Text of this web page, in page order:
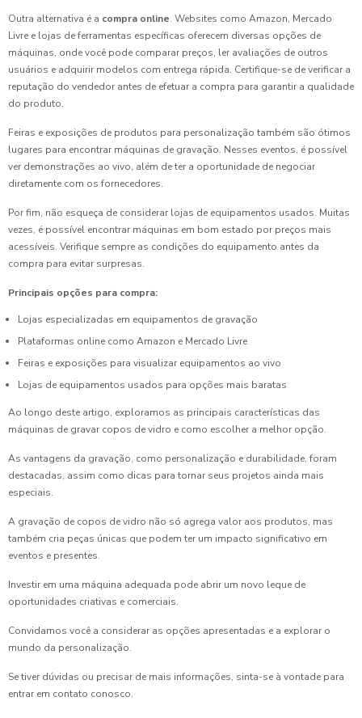
Outra alternativa é a compra online. Websites como Amazon, Mercado
Livre e lojas de ferramentas específicas oferecem diversas opções de
máquinas, onde você pode comparar preços, ler avaliações de outros
usuários e adquirir modelos com entrega rápida. Certifique-se de verificar a
reputação do vendedor antes de efetuar a compra para garantir a qualidade
do produto.
Feiras e exposições de produtos para personalização também são ótimos
lugares para encontrar máquinas de gravação. Nesses eventos, é possível
ver demonstrações ao vivo, além de ter a oportunidade de negociar
diretamente com os fornecedores.
Por fim, não esqueça de considerar lojas de equipamentos usados. Muitas
vezes, é possível encontrar máquinas em bom estado por preços mais
acessíveis. Verifique sempre as condições do equipamento antes da
compra para evitar surpresas.
Principais opções para compra:
Lojas especializadas em equipamentos de gravação
Plataformas online como Amazon e Mercado Livre
Feiras e exposições para visualizar equipamentos ao vivo
Lojas de equipamentos usados para opções mais baratas
Ao longo deste artigo, exploramos as principais características das
máquinas de gravar copos de vidro e como escolher a melhor opção.
As vantagens da gravação, como personalização e durabilidade, foram
destacadas, assim como dicas para tornar seus projetos ainda mais
especiais.
A gravação de copos de vidro não só agrega valor aos produtos, mas
também cria peças únicas que podem ter um impacto significativo em
eventos e presentes.
Investir em uma máquina adequada pode abrir um novo leque de
oportunidades criativas e comerciais.
Convidamos você a considerar as opções apresentadas e a explorar o
mundo da personalização.
Se tiver dúvidas ou precisar de mais informações, sinta-se à vontade para
entrar em contato conosco.